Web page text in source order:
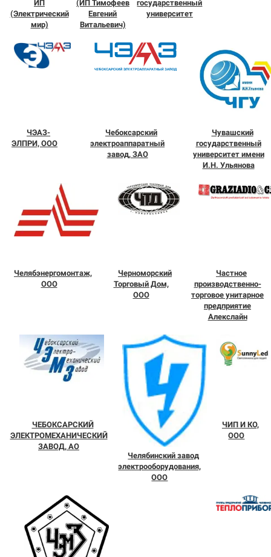
ИП
(Электрический
мир)
(ИП Тимофеев
Евгений
Витальевич)
государственный
университет
ЧЭАЗ-
ЭЛПРИ, ООО
Чебоксарский
электроаппаратный
завод, ЗАО
Чувашский
государственный
университет имени
И.Н. Ульянова
Челябэнергомонтаж,
ООО
Черноморский
Торговый Дом,
ООО
Частное
производственно-
торговое унитарное
предприятие
Алекслайн
ЧЕБОКСАРСКИЙ
ЭЛЕКТРОМЕХАНИЧЕСКИЙ
ЗАВОД, АО
Челябинский завод
электрооборудования,
ООО
ЧИП И КО,
ООО